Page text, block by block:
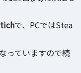
で、PCではStea
っていますので続